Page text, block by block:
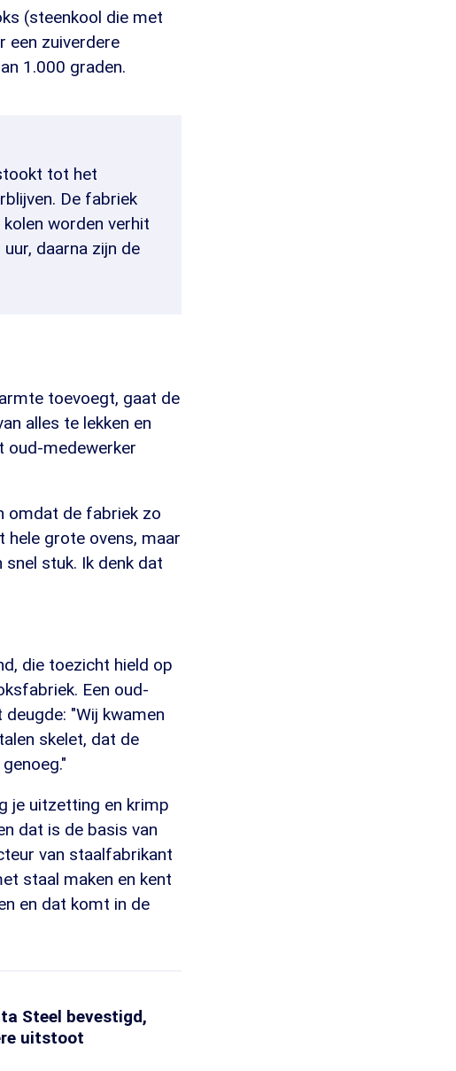
(steenkool die met
een zuiverdere
1.000 graden.
tot het
De fabriek
worden verhit
daarna zijn de
toevoegt, gaat de
alles te lekken en
oud-medewerker
omdat de fabriek zo
hele grote ovens, maar
snel stuk. Ik denk dat
die toezicht hield op
Een oud-
"Wij kwamen
skelet, dat de
je uitzetting en krimp
dat is de basis van
van staalfabrikant
staal maken en kent
en dat komt in de
Steel bevestigd,
uitstoot